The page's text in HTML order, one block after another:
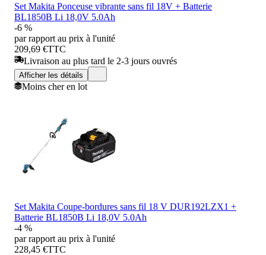
Set Makita Ponceuse vibrante sans fil 18V + Batterie
BL1850B Li 18,0V 5.0Ah
-6 %
par rapport au prix à l'unité
209,69 €TTC
Livraison au plus tard le 2-3 jours ouvrés
Afficher les détails
Moins cher en lot
Set Makita Coupe-bordures sans fil 18 V DUR192LZX1 +
Batterie BL1850B Li 18,0V 5.0Ah
-4 %
par rapport au prix à l'unité
228,45 €TTC